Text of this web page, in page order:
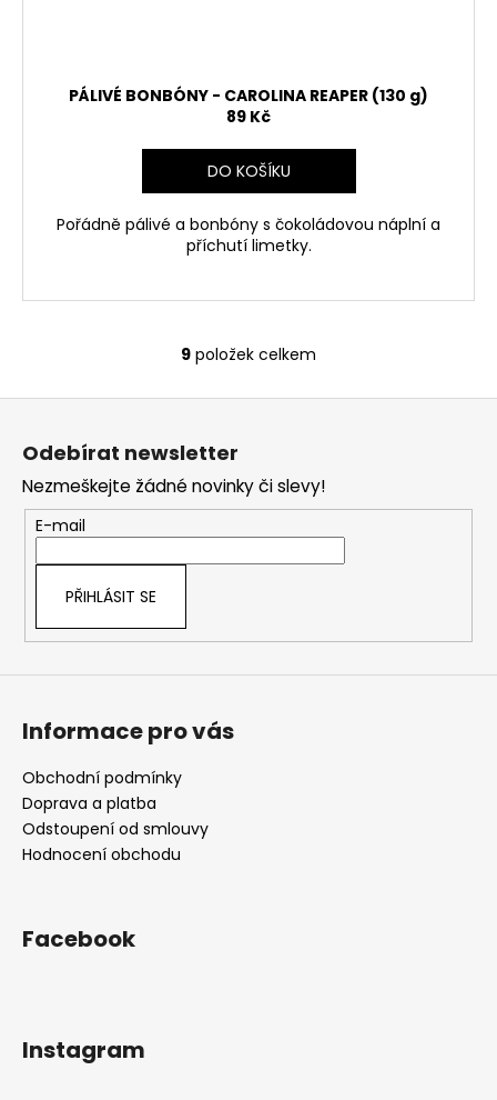
PÁLIVÉ BONBÓNY - CAROLINA REAPER (130 g)
89 Kč
DO KOŠÍKU
Pořádně pálivé a bonbóny s čokoládovou náplní a
příchutí limetky.
O
v
a
c
í
p
k
v
9 položek celkem
Odebírat newsletter
Nezmeškejte žádné novinky či slevy!
E-mail
PŘIHLÁSIT SE
Informace pro vás
Obchodní podmínky
Doprava a platba
Odstoupení od smlouvy
Hodnocení obchodu
Facebook
Instagram